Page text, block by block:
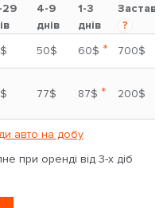
29
4-9
днів
1-3
днів
Застава
?
50$ 60$ *
700$
77$ 87$ * 200$
авто на добу
при оренді від 3-х діб